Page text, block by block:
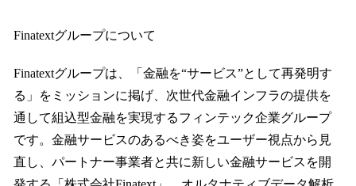
Finatextグループについて
Finatextグループは、「金融を“サービス”として再発明す
る」をミッションに掲げ、次世代金融インフラの提供を
通して組込型金融を実現するフィンテック企業グループ
です。金融サービスのあるべき姿をユーザー視点から見
直し、パートナー事業者と共に新しい金融サービスを開